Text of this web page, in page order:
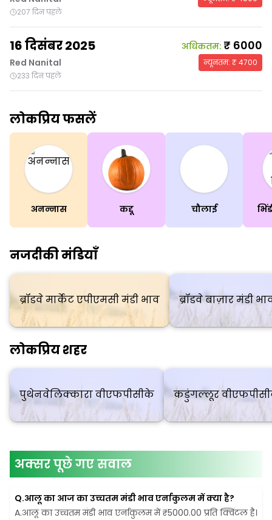
207 दिन पहले
16 दिसंबर 2025
Red Nanital
233 दिन पहले
अधिकतम: ₹ 6000
न्यूनतम: ₹4700
लोकप्रिय फसलें
अनन्नास कद्दू चौलाई
नजदीकी मंडियाँ
ब्रॉडवे मार्केट एपीएमसी मंडी भाव ब्रॉडवे बाज़ार मंडी
लोकप्रिय शहर
पुथेनवेलिक्कारा वीएफपीसीके कडुंगल्लूर
अक्सर पूछे गए सवाल
Q.आलू का आज का उच्चतम मंडी भाव एर्नाकुलम में क्या है?
A.आलू का उच्चतम मंडी भाव एर्नाकुलम में ₹5000.00 प्रति क्विंटल है।